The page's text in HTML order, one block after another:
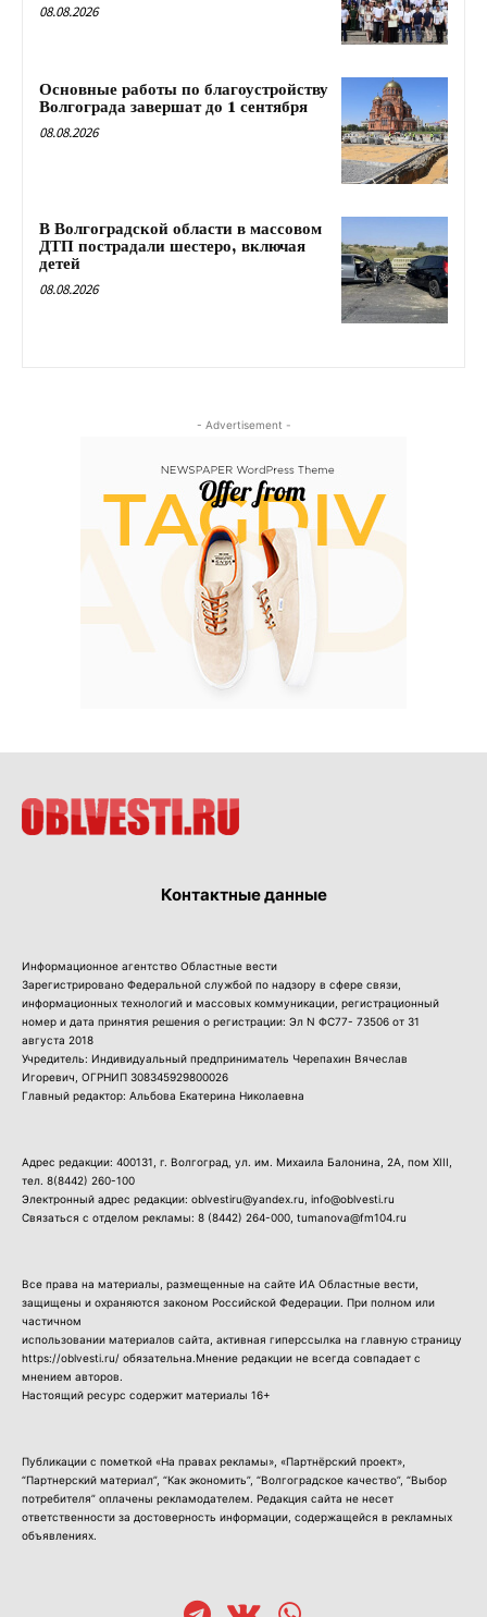
08.08.2026
Основные работы по благоустройству
Волгограда завершат до 1 сентября
08.08.2026
В Волгоградской области в массовом
ДТП пострадали шестеро, включая
детей
08.08.2026
- Advertisement -
Контактные данные
Информационное агентство Областные вести
Зарегистрировано Федеральной службой по надзору в сфере связи,
информационных технологий и массовых коммуникации, регистрационный
номер и дата принятия решения о регистрации: Эл N ФС77- 73506 от 31
августа 2018
Учредитель: Индивидуальный предприниматель Черепахин Вячеслав
Игоревич, ОГРНИП 308345929800026
Главный редактор: Альбова Екатерина Николаевна
Адрес редакции: 400131, г. Волгоград, ул. им. Михаила Балонина, 2А, пом XIII,
тел. 8(8442) 260-100
Электронный адрес редакции: oblvestiru@yandex.ru, info@oblvesti.ru
Связаться с отделом рекламы: 8 (8442) 264-000 , tumanova@fm104.ru
Все права на материалы, размещенные на сайте ИА Областные вести,
защищены и охраняются законом Российской Федерации. При полном или
частичном
использовании материалов сайта, активная гиперссылка на главную страницу
https://oblvesti.ru/ обязательна.Мнение редакции не всегда совпадает с
мнением авторов.
Настоящий ресурс содержит материалы 16+
Публикации с пометкой «На правах рекламы», «Партнёрский проект»,
“Партнерский материал”, “Как экономить”, “Волгоградское качество”, “Выбор
потребителя” оплачены рекламодателем. Редакция сайта не несет
ответственности за достоверность информации, содержащейся в рекламных
объявлениях.